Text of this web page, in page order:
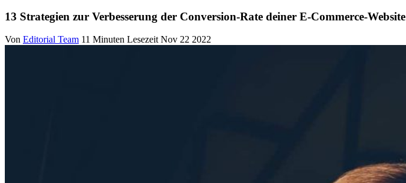
13 Strategien zur Verbesserung der Conversion-Rate deiner E-Commerce-Website
Von Editorial Team 11 Minuten Lesezeit Nov 22 2022